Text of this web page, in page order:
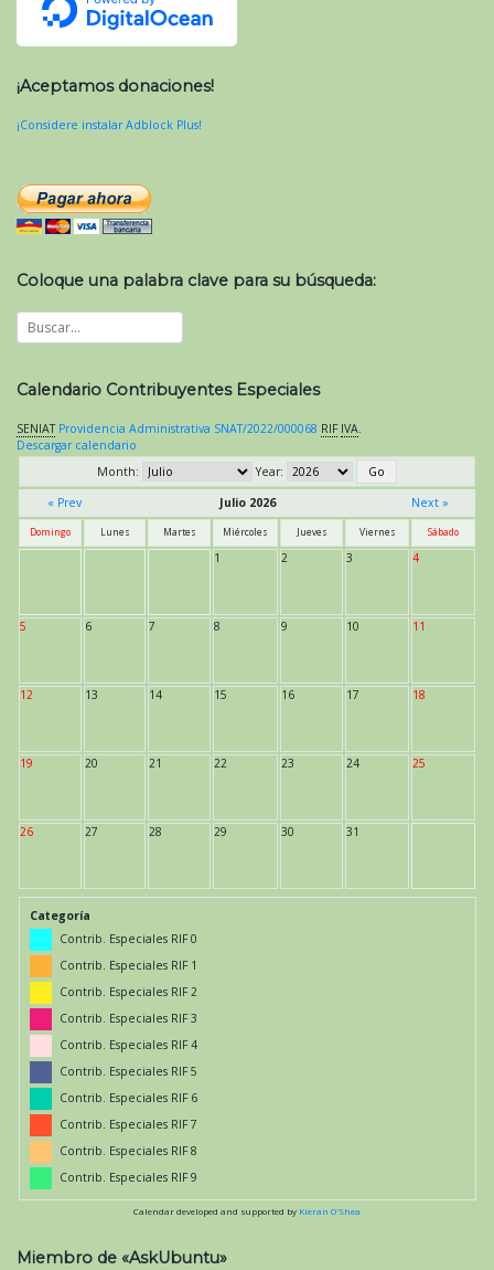
¡Aceptamos donaciones!
¡Considere instalar Adblock Plus!
Coloque una palabra clave para su búsqueda:
Calendario Contribuyentes Especiales
SENIAT Providencia Administrativa SNAT/2022/000068 RIF IVA.
Descargar calendario
Month:
Year:
« Prev
Julio 2026 Next »
Domingo Lunes Martes Miércoles Jueves Viernes Sábado
1 2 3 4
5 6 7 8 9 10 11
12 13 14 15 16 17 18
19 20 21 22 23 24 25
26 27 28 29 30 31
Categoría
Contrib. Especiales RIF 0
Contrib. Especiales RIF 1
Contrib. Especiales RIF 2
Contrib. Especiales RIF 3
Contrib. Especiales RIF 4
Contrib. Especiales RIF 5
Contrib. Especiales RIF 6
Contrib. Especiales RIF 7
Contrib. Especiales RIF 8
Contrib. Especiales RIF 9
Calendar developed and supported by Kieran O'Shea
Miembro de «AskUbuntu»